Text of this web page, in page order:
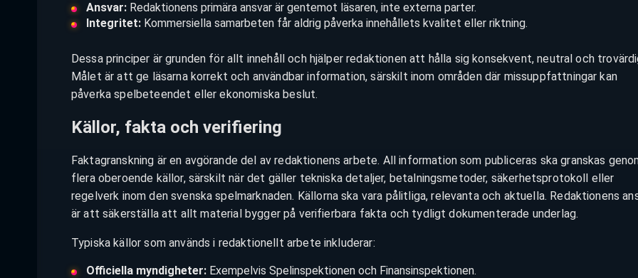
Ansvar:Redaktionens primära ansvar är gentemot läsaren, inte externa parter.
Integritet:Kommersiella samarbeten får aldrig påverka innehållets kvalitet eller riktning.
Dessa principer är grunden för allt innehåll och hjälper redaktionen att hålla sig konsekvent, neutral och
Målet är att ge läsarna korrekt och användbar information, särskilt inom områden där missuppfattningar kan
påverka spelbeteendet eller ekonomiska beslut.
Källor, fakta och verifiering
Faktagranskning är en avgörande del av redaktionens arbete. All information som publiceras ska granskas
flera oberoende källor, särskilt när det gäller tekniska detaljer, betalningsmetoder, säkerhetsprotokoll eller
regelverk inom den svenska spelmarknaden. Källorna ska vara pålitliga, relevanta och aktuella. Redaktionens
är att säkerställa att allt material bygger på verifierbara fakta och tydligt dokumenterade underlag.
Typiska källor som används i redaktionellt arbete inkluderar:
Officiella myndigheter:Exempelvis Spelinspektionen och Finansinspektionen.